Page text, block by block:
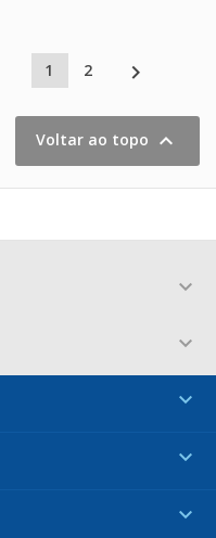
1 2 
Voltar ao topo 




